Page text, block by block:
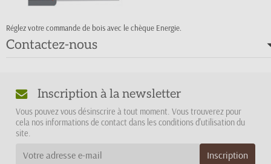
Réglez votre commande de bois avec le chèque Energie.
Contactez-nous
Inscription à la newsletter
Vous pouvez vous désinscrire à tout moment. Vous trouverez pour
cela nos informations de contact dans les conditions d'utilisation du
site.